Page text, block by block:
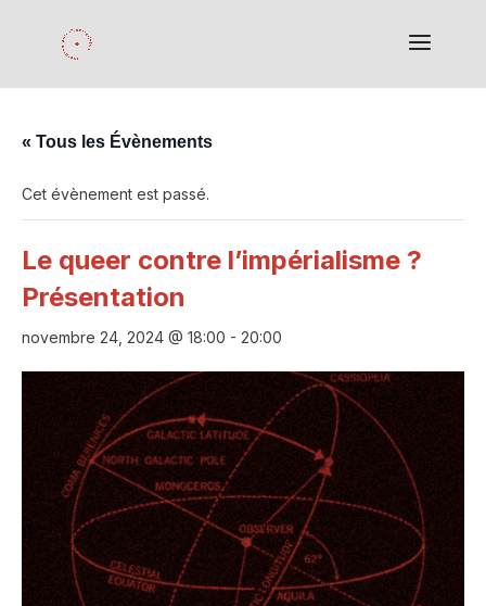
« Tous les Évènements
Cet évènement est passé.
Le queer contre l’impérialisme ?
Présentation
novembre 24, 2024 @ 18:00 - 20:00